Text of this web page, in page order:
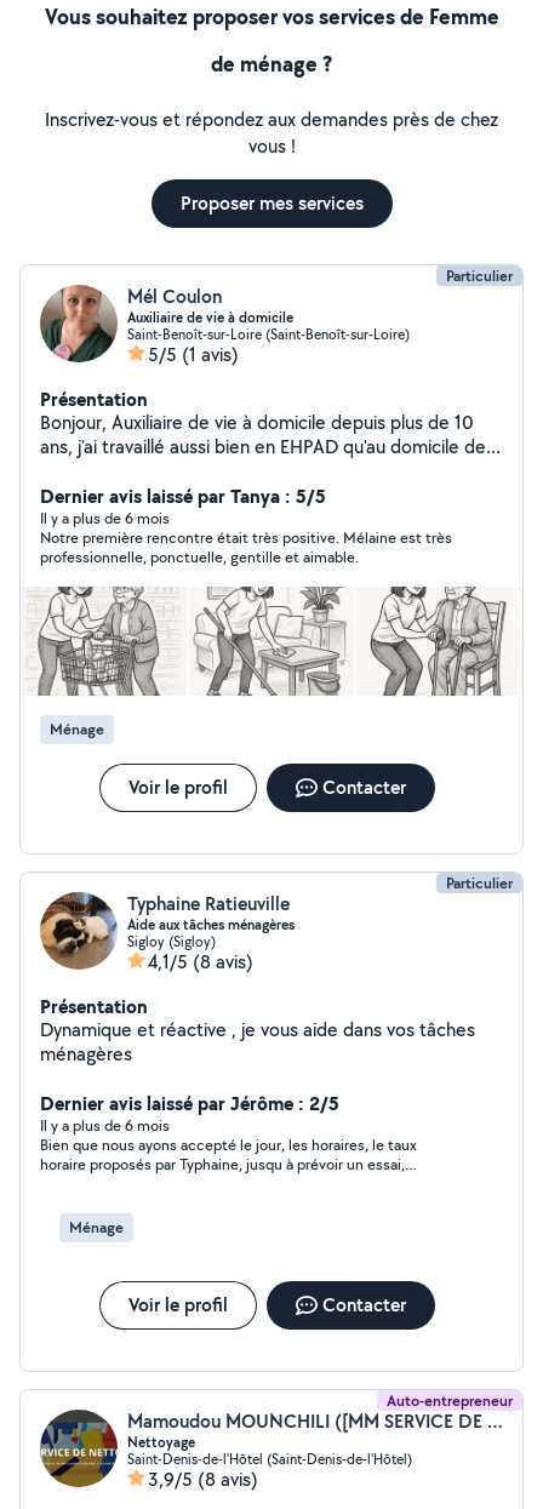
Vous souhaitez proposer vos services de Femme
de ménage ?
Inscrivez-vous et répondez aux demandes près de chez
vous !
Proposer mes services
Particulier
Mél Coulon
Auxiliaire de vie à domicile
Saint-Benoît-sur-Loire (Saint-Benoît-sur-Loire)
5/5 (1 avis)
Présentation
Bonjour, Auxiliaire de vie à domicile depuis plus de 10
ans, j'ai travaillé aussi bien en EHPAD qu'au domicile de
régulières et durables auprès de personnes âgées ou en
perte d'autonomie. Je propose : Aide à la toilette
Préparation des repas Accompagnement (courses,
rendez-vous, sorties, accueil de jour si besoin) Entretien
du logement (adapté selon vos besoins) Sérieuse,
bienveillante et à l'écoute, j'ai à cœur d'offrir un
accompagnement respectueux, sécurisant et
entièrement personnalisé. Disponibilités : du lundi au
vendredi (hors mercredis & week-ends), (déjà en poste
sur ces créneaux). Tarif : 20 /heure Contrat (CESU)
uniquement N'hésitez pas à me contacter pour
échanger sur vos besoins ou convenir d'une première
rencontre. Mélanie
Dernier avis laissé par Tanya : 5/5
Il y a plus de 6 mois
Notre première rencontre était très positive. Mélaine est très
professionnelle, ponctuelle, gentille et aimable.
Ménage
Voir le profil Contacter
Particulier
Typhaine Ratieuville
Aide aux tâches ménagères
Sigloy (Sigloy)
4,1/5 (8 avis)
Présentation
Dynamique et réactive , je vous aide dans vos tâches
ménagères
Dernier avis laissé par Jérôme : 2/5
Il y a plus de 6 mois
Bien que nous ayons accepté le jour, les horaires, le taux
horaire proposés par Typhaine, jusqu à prévoir un essai,
Ménage
Voir le profil Contacter
Auto-entrepreneur
Mamoudou MOUNCHILI ([MM SERVICE DE NETTOYAGE)
Nettoyage
Saint-Denis-de-l'Hôtel (Saint-Denis-de-l'Hôtel)
3,9/5 (8 avis)